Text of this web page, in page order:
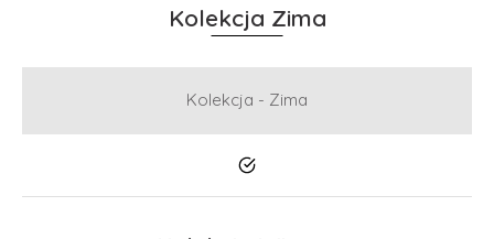
Kolekcja Zima
Kolekcja - Zima
Tak